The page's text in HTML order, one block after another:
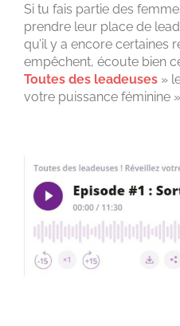
Si tu fais partie des
prendre leur place de
qu’il y a encore certaines
empêchent, écoute bien
Toutes des leadeuses »
votre puissance féminine »